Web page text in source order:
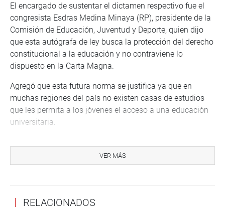
El encargado de sustentar el dictamen respectivo fue el
congresista Esdras Medina Minaya (RP), presidente de la
Comisión de Educación, Juventud y Deporte, quien dijo
que esta autógrafa de ley busca la protección del derecho
constitucional a la educación y no contraviene lo
dispuesto en la Carta Magna.
Agregó que esta futura norma se justifica ya que en
muchas regiones del país no existen casas de estudios
que les permita a los jóvenes el acceso a una educación
universitaria.
Herrera Medina (RP), autora de esa iniciativa legislativa.
VER MÁS
RELACIONADOS